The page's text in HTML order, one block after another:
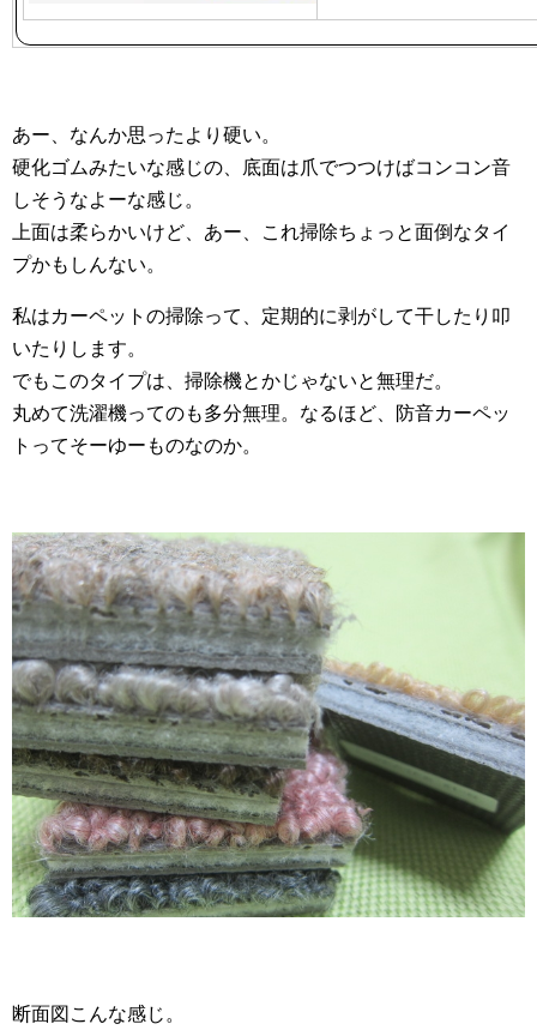
あー、なんか思ったより硬い。
硬化ゴムみたいな感じの、底面は爪でつつけばコンコン音
しそうなよーな感じ。
上面は柔らかいけど、あー、これ掃除ちょっと面倒なタイ
プかもしんない。
私はカーペットの掃除って、定期的に剥がして干したり叩
いたりします。
でもこのタイプは、掃除機とかじゃないと無理だ。
丸めて洗濯機ってのも多分無理。なるほど、防音カーペッ
トってそーゆーものなのか。
断面図こんな感じ。